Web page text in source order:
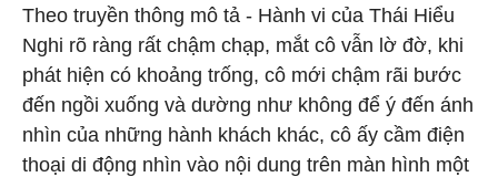
Theo truyền thông mô tả - Hành vi của Thái Hiểu
Nghi rõ ràng rất chậm chạp, mắt cô vẫn lờ đờ, khi
phát hiện có khoảng trống, cô mới chậm rãi bước
đến ngồi xuống và dường như không để ý đến ánh
nhìn của những hành khách khác, cô ấy cầm điện
thoại di động nhìn vào nội dung trên màn hình một